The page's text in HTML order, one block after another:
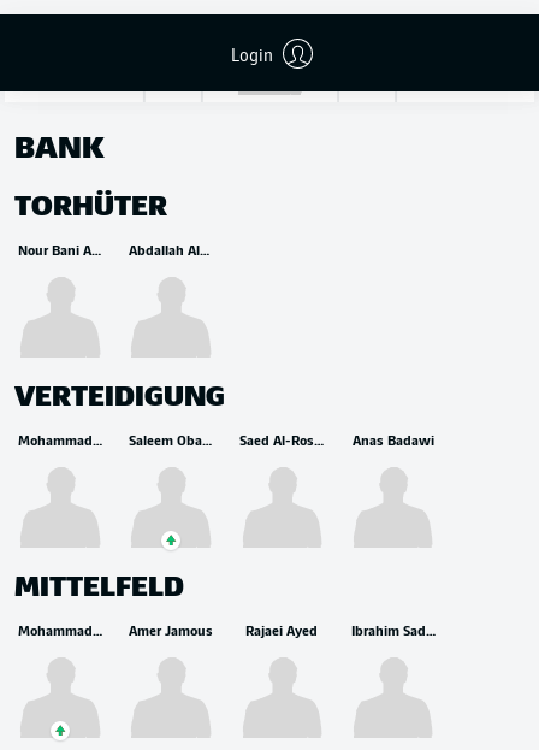
Login
BANK
TORHÜTER
Nour Bani Attiah Abdallah Al-Fakhouri
VERTEIDIGUNG
Mohammad Abualnadi Saleem Obaid Saed Al-Rosan Anas Badawi
MITTELFELD
Mohammad Abu Hasheesh Amer Jamous Rajaei Ayed Ibrahim Sadeh